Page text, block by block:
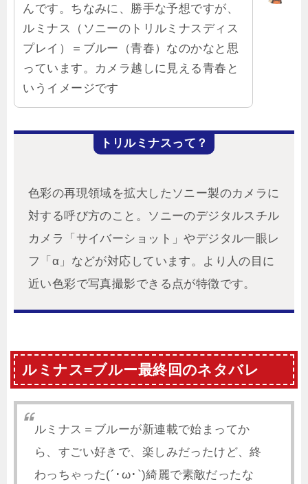
んです。ちなみに、勝手な予想ですが、
ルミナス（ソニーのトリルミナスディス
プレイ）＝ブルー（青春）なのかなと思
っています。カメラ越しに見える青春と
いうイメージです
トリルミナスって？
色彩の再現領域を拡大したソニー製のカメラに
対する呼び方のこと。ソニーのデジタルスチル
カメラ「サイバーショット」やデジタル一眼レ
フ「α」などが対応しています。より人の目に
近い色彩で写真撮影できる点が特徴です。
ルミナス=ブルー最終回のネタバレ
ルミナス＝ブルーが新連載で始まってか
ら、すごい好きで、楽しみだったけど、終
わっちゃった(´･ω･`)綺麗で素敵だったな